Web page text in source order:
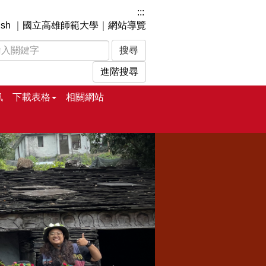
:::
國立高雄師範大學｜ 網站導覽
進階搜尋
下載表格 相關網站
下
一
張